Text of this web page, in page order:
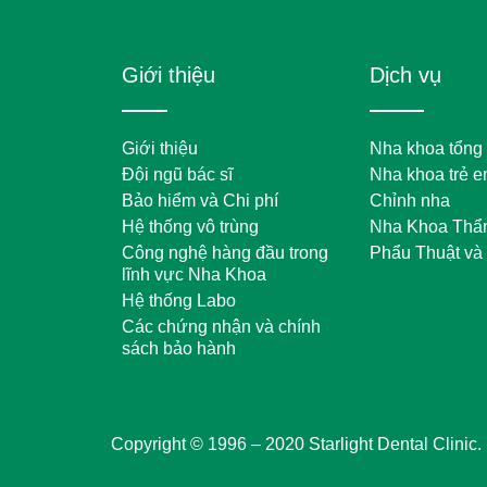
Giới thiệu
Giới thiệu
Đội ngũ bác sĩ
Bảo hiểm và Chi phí
Hệ thống vô trùng
Công nghệ hàng đầu trong
lĩnh vực Nha Khoa
Hệ thống Labo
Các chứng nhận và chính
sách bảo hành
Dịch vụ
Nha khoa tổng
Nha khoa trẻ
Chỉnh nha
Nha Khoa
Phẩu Thuật
Copyright © 1996 – 2020 Starlight Dental Clinic.